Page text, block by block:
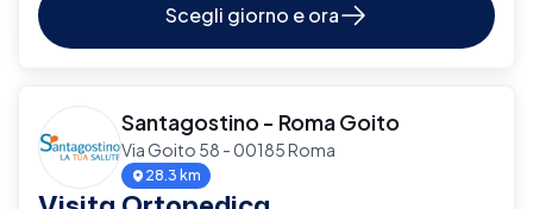
Scegli giorno e ora
Santagostino - Roma Goito
Via Goito 58 - 00185 Roma
28.3 km